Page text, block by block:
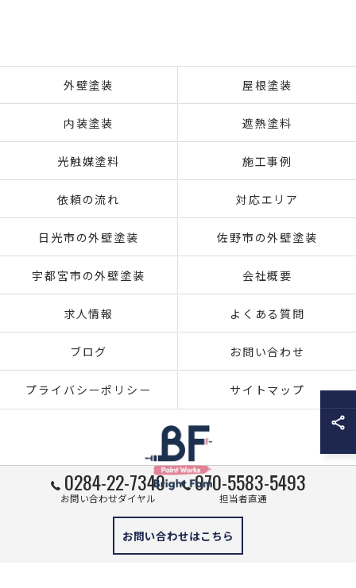
0284-22-7340
お問い合わせダイヤル
070-5583-5493
担当者直通
お問い合わせはこちら
外壁塗装 屋根塗装
内装塗装 遮熱塗料
光触媒塗料 施工事例
依頼の流れ 対応エリア
日光市の外壁塗装 佐野市の外壁塗装
宇都宮市の外壁塗装 会社概要
求人情報 よくある質問
ブログ お問い合わせ
プライバシーポリシー サイトマップ
© 2026 栃木県足利市の外壁塗装ならブライト・ファム株式会社 ALL RIGHTS